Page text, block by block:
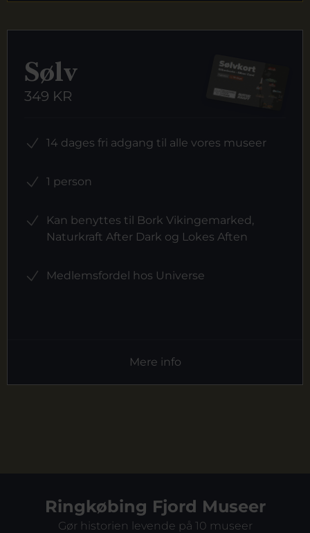
Sølv
349 KR
14 dages fri adgang til alle vores museer
1 person
Kan benyttes til Bork Vikingemarked,
Naturkraft After Dark og Lokes Aften
Medlemsfordel hos Universe
Mere info
Ringkøbing Fjord Museer
Gør historien levende på 10 museer